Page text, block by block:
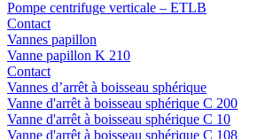
Pompe centrifuge verticale – ETLB
Contact
Vannes papillon
Vanne papillon K 210
Contact
Vannes d’arrêt à boisseau sphérique
Vanne d'arrêt à boisseau sphérique C 200
Vanne d'arrêt à boisseau sphérique C 10
Vanne d'arrêt à boisseau sphérique C 108